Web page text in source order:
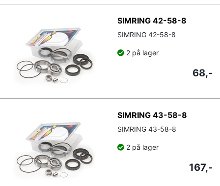
SIMRING 42-58-8
SIMRING 42-58-8
2 på lager
68,-
SIMRING 43-58-8
SIMRING 43-58-8
2 på lager
167,-